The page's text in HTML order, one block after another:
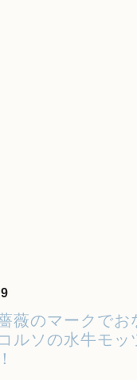
薇のマークでお
ルソの水牛モッ